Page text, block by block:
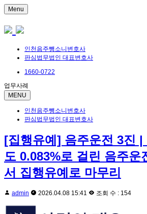
Menu
인천음주뺑소니변호사
판심법무법인 대표변호사
1660-0722
업무사례
MENU
인천음주뺑소니변호사
판심법무법인 대표변호사
[집행유예] 음주운전 3진 |
도 0.083%로 걸린 음주운
서 집행유예로 마무리
admin 2026.04.08 15:41 조회 수 : 154